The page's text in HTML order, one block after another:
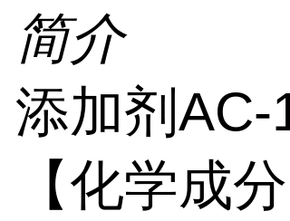
简介
添加剂AC-
【化学成